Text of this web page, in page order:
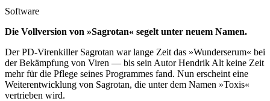
Software
Die Vollversion von »Sagrotan« segelt unter neuem Namen.
Der PD-Virenkiller Sagrotan war lange Zeit das »Wunderserum« bei
der Bekämpfung von Viren — bis sein Autor Hendrik Alt keine Zeit
mehr für die Pflege seines Programmes fand. Nun erscheint eine
Weiterentwicklung von Sagrotan, die unter dem Namen »Toxis«
vertrieben wird.